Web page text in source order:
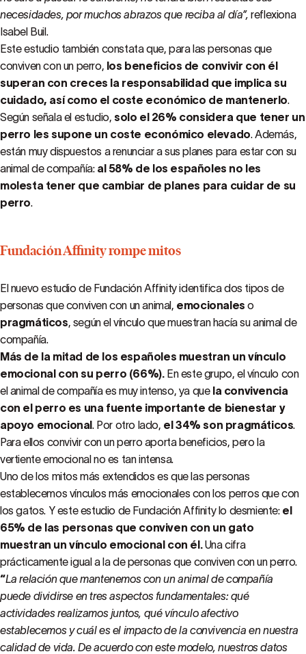
necesidades, por muchos abrazos que reciba al día”,reflexiona
Isabel Buil.
Este estudio también constata que, para las personas que
conviven con un perro, los beneficios de convivir con él
superan con creces la responsabilidad que implica su
cuidado, así como el coste económico de mantenerlo.
Según señala el estudio,solo el 26% considera que tener un
perro les supone un coste económico elevado. Además,
están muy dispuestos a renunciar a sus planes para estar con su
animal de compañía: al 58% de los españoles no les
molesta tener que cambiar de planes para cuidar de su
perro.
Fundación Affinity rompe mitos
El nuevo estudio de Fundación Affinity identifica dos tipos de
personas que conviven con un animal, emocionales o
pragmáticos, según el vínculo que muestran hacía su animal de
compañía.
Más de la mitad de los españoles muestran un vínculo
emocional con su perro (66%).En este grupo, el vínculo con
el animal de compañía es muy intenso, ya que la convivencia
con el perro es una fuente importante de bienestar y
apoyo emocional. Por otro lado, el 34% son pragmáticos.
Para ellos convivir con un perro aporta beneficios, pero la
vertiente emocional no es tan intensa.
Uno de los mitos más extendidos es que las personas
establecemos vínculos más emocionales con los perros que con
los gatos. Y este estudio de Fundación Affinity lo desmiente: el
65% de las personas que conviven con un gato
muestran un vínculo emocional con él.Una cifra
prácticamente igual a la de personas que conviven con un perro.
“La relación que mantenemos con un animal de compañía
puede dividirse en tres aspectos fundamentales: qué
actividades realizamos juntos, qué vínculo afectivo
establecemos y cuál es el impacto de la convivencia en nuestra
calidad de vida. De acuerdo con este modelo, nuestros datos